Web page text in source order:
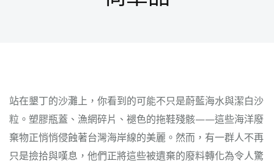
站在墾丁的沙灘上，你看到的可能不只是蔚藍海水與潔白沙
粒。塑膠瓶蓋、漁網碎片、褪色的拖鞋殘骸——這些海洋廢
棄物正悄悄侵蝕著台灣海岸線的美麗。然而，有一群人不再
只是撿拾與嘆息，他們正將這些被遺棄的廢料轉化為令人驚